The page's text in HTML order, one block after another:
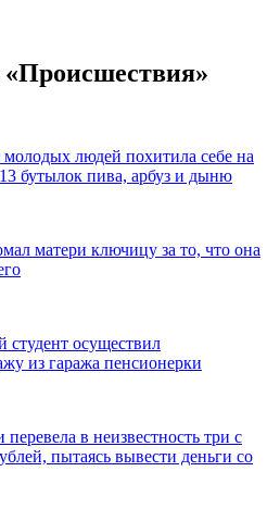
«Происшествия»
людей похитила себе на
бутылок пива, арбуз и дыню
матери ключицу за то, что она
студент осуществил
из гаража пенсионерки
в неизвестность три с
пытаясь вывести деньги со